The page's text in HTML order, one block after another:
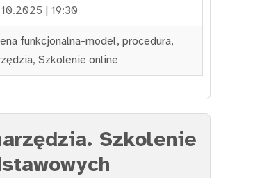
| 19:30
funkcjonalna-model, procedura,
, Szkolenie online
Szkolenie